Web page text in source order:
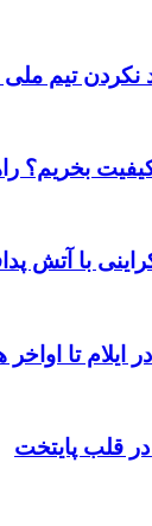
نکردن تیم
بخریم؟
قلب پایتخت